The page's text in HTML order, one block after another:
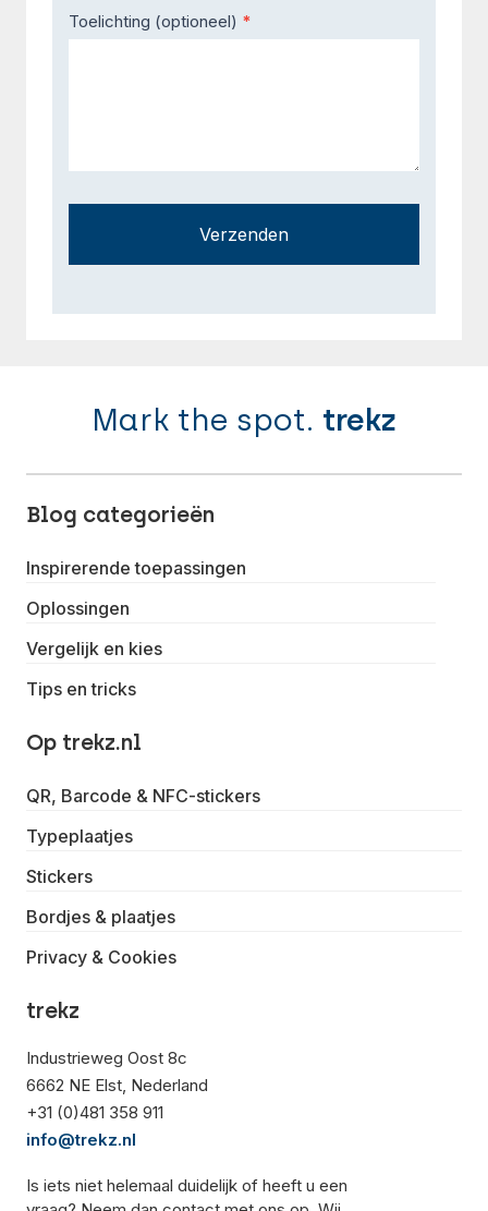
Toelichting (optioneel) *
Verzenden
Mark the spot. trekz
Blog categorieën
Inspirerende toepassingen
Oplossingen
Vergelijk en kies
Tips en tricks
Op trekz.nl
QR, Barcode & NFC-stickers
Typeplaatjes
Stickers
Bordjes & plaatjes
Privacy & Cookies
trekz
Industrieweg Oost 8c
6662 NE Elst, Nederland
+31 (0)481 358 911
info@trekz.nl
Is iets niet helemaal duidelijk of heeft u een